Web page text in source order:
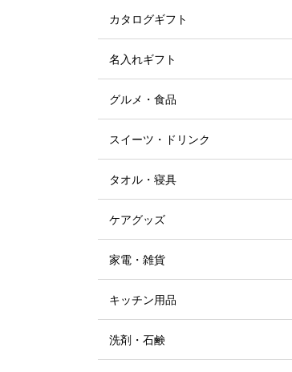
カタログギフト
名入れギフト
グルメ・食品
スイーツ・ドリンク
タオル・寝具
ケアグッズ
家電・雑貨
キッチン用品
洗剤・石鹸